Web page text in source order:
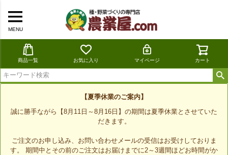
MENU
商品一覧 お気に入り マイページ カート
【夏季休業のご案内】
誠に勝手ながら【8月11日～8月16日】の期間は夏季休業とさせていた
だきます。
ご注文のお申し込み、お問い合わせメールの受信はお受けしておりま
す。 期間中とその前のご注文はお届けまでに2～3週間ほどお時間がか